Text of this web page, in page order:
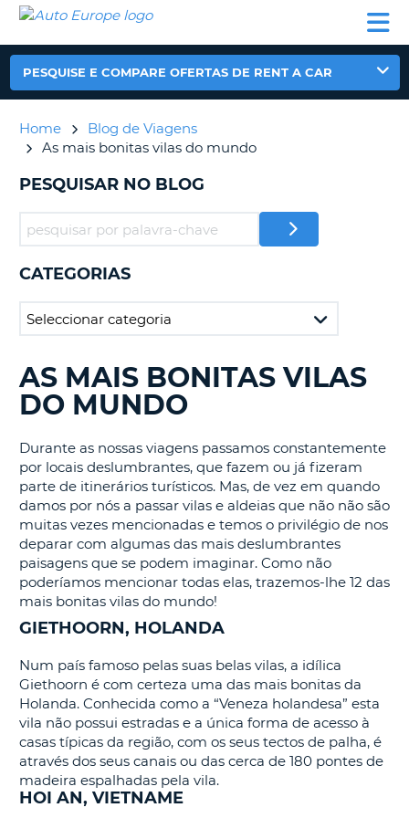
ALUGUER
CARROS
ALUGUER
CARAVANAS
AUTO
EUROPE
ALUGUER
CARROS
ALUGUER
DE
AUTO-
CARAVANAS
CONTA
A
PORTUGAL
PESQUISE E COMPARE OFERTAS DE RENT A CAR
Home
Blog de Viagens
As mais bonitas vilas do mundo
PESQUISAR NO BLOG
CATEGORIAS
A
PROCURAR.........
AS MAIS BONITAS VILAS
DO MUNDO
Durante as nossas viagens passamos constantemente
por locais deslumbrantes, que fazem ou já fizeram
parte de itinerários turísticos. Mas, de vez em quando
damos por nós a passar vilas e aldeias que não não são
muitas vezes mencionadas e temos o privilégio de nos
deparar com algumas das mais deslumbrantes
paisagens que se podem imaginar. Como não
poderíamos mencionar todas elas, trazemos-lhe 12 das
mais bonitas vilas do mundo!
GIETHOORN, HOLANDA
Num país famoso pelas suas belas vilas, a idílica
Giethoorn é com certeza uma das mais bonitas da
Holanda. Conhecida como a “Veneza holandesa” esta
vila não possui estradas e a única forma de acesso à
casas típicas da região, com os seus tectos de palha, é
através dos seus canais ou das cerca de 180 pontes de
madeira espalhadas pela vila.
HOI AN, VIETNAME